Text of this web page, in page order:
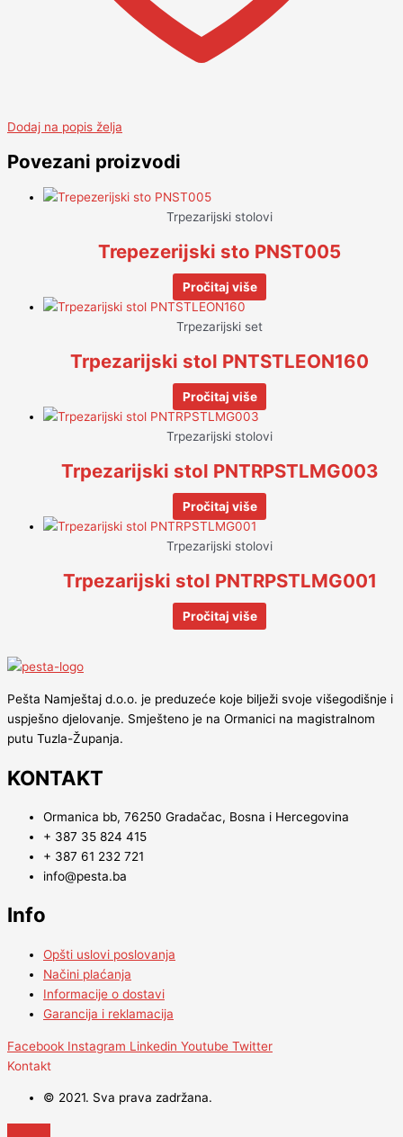
Dodaj na popis želja
Povezani proizvodi
Trpezarijski stolovi
Trepezerijski sto PNST005
Pročitaj više
Trpezarijski set
Trpezarijski stol PNTSTLEON160
Pročitaj više
Trpezarijski stolovi
Trpezarijski stol PNTRPSTLMG003
Pročitaj više
Trpezarijski stolovi
Trpezarijski stol PNTRPSTLMG001
Pročitaj više
Pešta Namještaj d.o.o. je preduzeće koje bilježi svoje višegodišnje i
uspješno djelovanje. Smješteno je na Ormanici na magistralnom
putu Tuzla-Županja.
KONTAKT
Ormanica bb, 76250 Gradačac, Bosna i Hercegovina
+ 387 35 824 415
+ 387 61 232 721
info@pesta.ba
Info
Opšti uslovi poslovanja
Načini plaćanja
Informacije o dostavi
Garancija i reklamacija
Facebook Instagram Linkedin Youtube Twitter
Kontakt
© 2021. Sva prava zadržana.